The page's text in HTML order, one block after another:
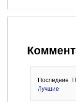
Последние
Лучшие